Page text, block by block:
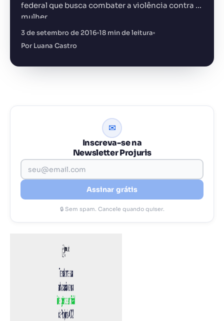
federal que busca combater a violência contra a
mulher.
3 de setembro de 2016 18 min de leitura
Por Luana Castro
✉
Inscreva-se na
Newsletter Projuris
Assinar grátis
🔒 Sem spam. Cancele quando quiser.